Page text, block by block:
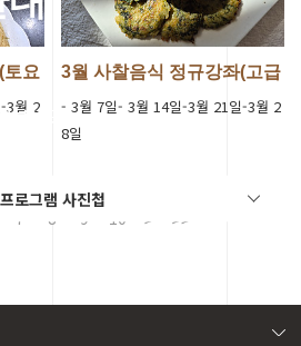
보세요.
프로그램 사진첩
요
3월 2
3월 사찰음식 정규강좌(고급
- 3월 7일- 3월 14일-3월 21일-3월 2
8일
7 8 9 10